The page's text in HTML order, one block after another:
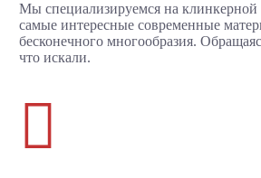
Мы специализируемся на клинкерной
самые интересные современные
бесконечного многообразия.
что искали.
